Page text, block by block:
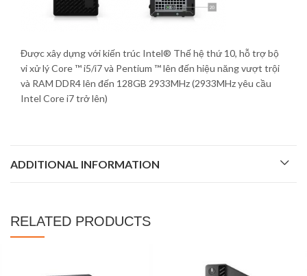
Được xây dựng với kiến ​​trúc Intel® Thế hệ thứ 10, hỗ trợ bộ
vi xử lý Core ™ i5/i7 và Pentium ™ lên đến hiệu năng vượt trội
và RAM DDR4 lên đến 128GB 2933MHz (2933MHz yêu cầu
Intel Core i7 trở lên)
ADDITIONAL INFORMATION
RELATED PRODUCTS